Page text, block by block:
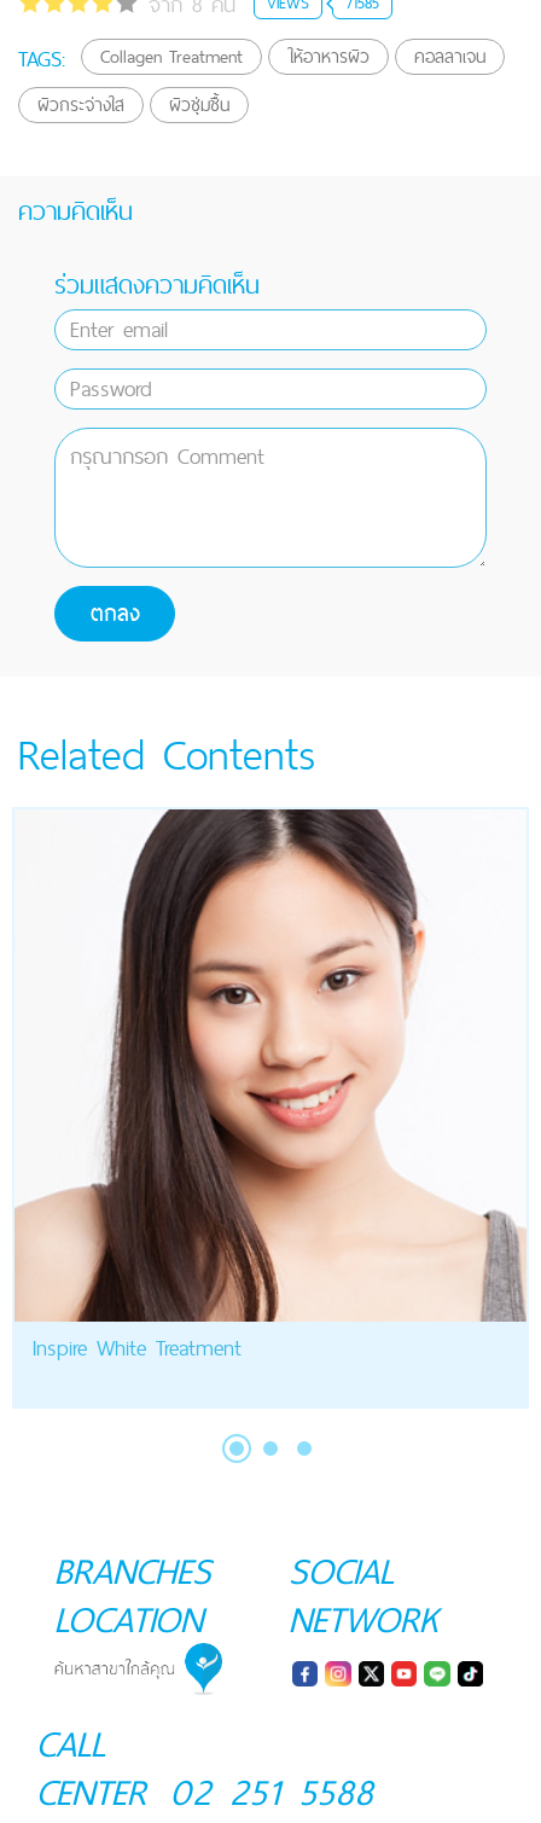
TAGS: Collagen Treatment ให้อาหารผิว
คอลลาเจน
ผิวกระจ่างใส
ผิวชุ่มชื้น
ความคิดเห็น
ร่วมแสดงความคิดเห็น
Related Contents
Inspire White Treatment
BRANCHES
LOCATION
SOCIAL
NETWORK
CALL
CENTER 02 251 5588